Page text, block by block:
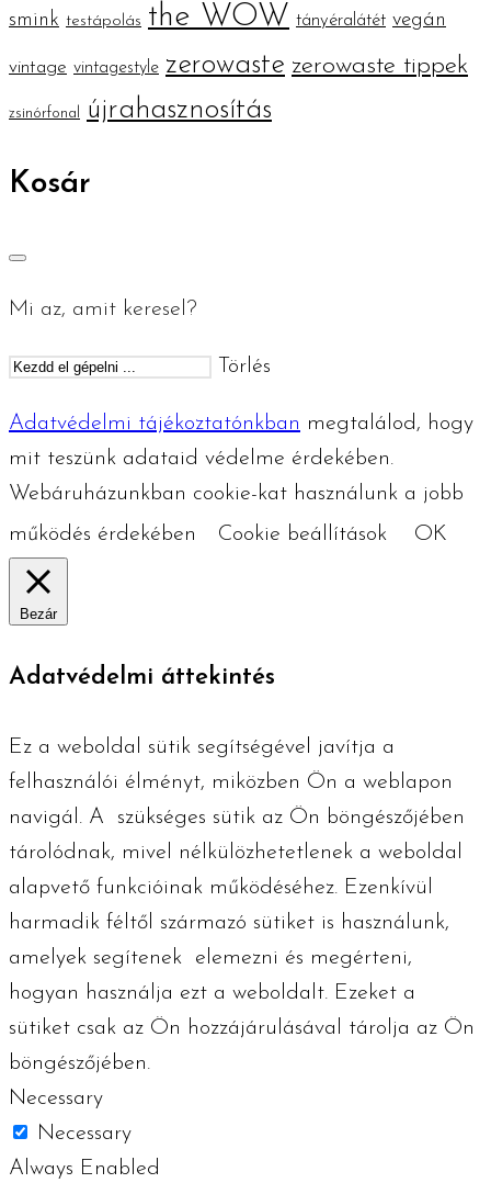
smink testápolás the WOW tányéralátét vegán
vintage vintagestyle zerowaste zerowaste tippek
zsinórfonal újrahasznosítás
Kosár
Mi az, amit keresel?
Törlés
Adatvédelmi tájékoztatónkban megtalálod, hogy
mit teszünk adataid védelme érdekében.
Webáruházunkban cookie-kat használunk a jobb
működés érdekében
Cookie beállítások OK
Bezár
Adatvédelmi áttekintés
Ez a weboldal sütik segítségével javítja a
felhasználói élményt, miközben Ön a weblapon
navigál. A szükséges ​​sütik az Ön böngészőjében
tárolódnak, mivel nélkülözhetetlenek a weboldal
alapvető funkcióinak működéséhez. Ezenkívül
harmadik féltől származó sütiket is használunk,
amelyek segítenek elemezni és megérteni,
hogyan használja ezt a weboldalt. Ezeket a
sütiket csak az Ön hozzájárulásával tárolja az Ön
böngészőjében.
Necessary
Necessary
Always Enabled